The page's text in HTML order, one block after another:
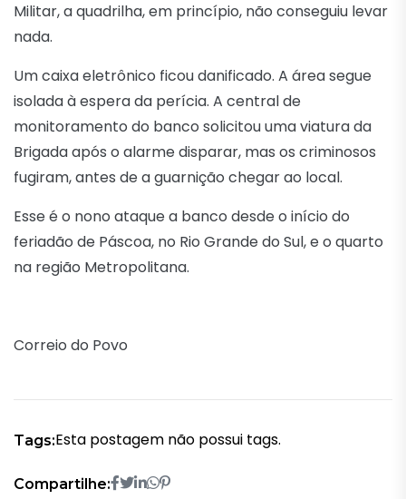
Militar, a quadrilha, em princípio, não conseguiu levar
nada.
Um caixa eletrônico ficou danificado. A área segue
isolada à espera da perícia. A central de
monitoramento do banco solicitou uma viatura da
Brigada após o alarme disparar, mas os criminosos
fugiram, antes de a guarnição chegar ao local.
Esse é o nono ataque a banco desde o início do
feriadão de Páscoa, no Rio Grande do Sul, e o quarto
na região Metropolitana.
Correio do Povo
Tags:Esta postagem não possui tags.
Compartilhe: